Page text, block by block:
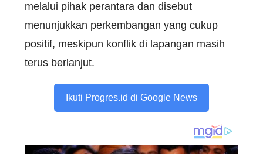
melalui pihak perantara dan disebut
menunjukkan perkembangan yang cukup
positif, meskipun konflik di lapangan masih
terus berlanjut.
Ikuti Progres.id di Google News